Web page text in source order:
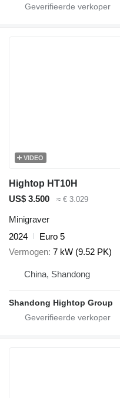
VIDEO
Hightop HT10H
US$ 3.500
≈ € 3.029
Minigraver
2024
Euro 5
Vermogen 7 kW (9.52 PK)
China, Shandong
Shandong Hightop Group